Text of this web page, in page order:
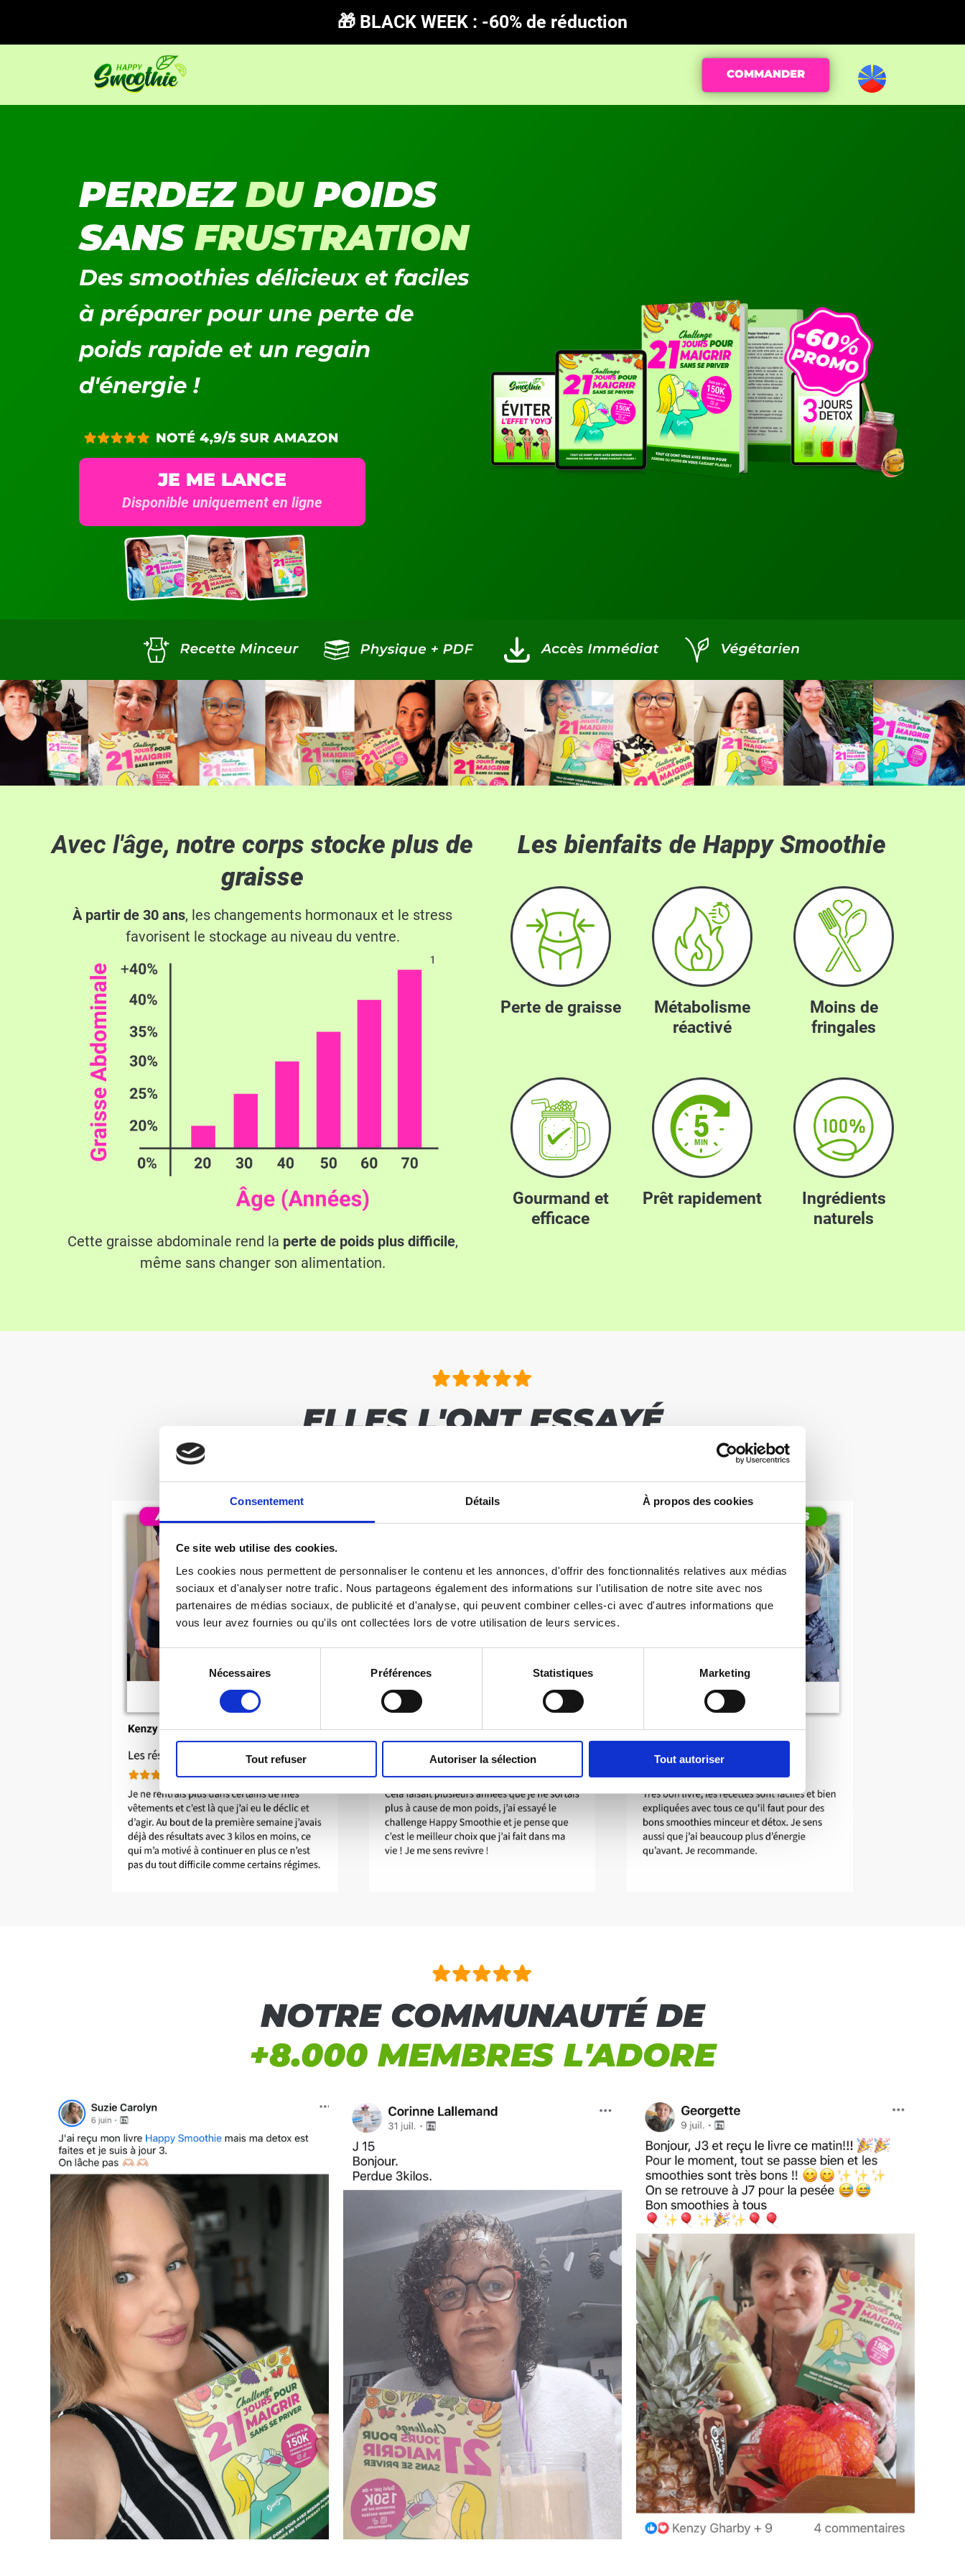
Consentement Détails À propos des cookies
Ce site web utilise des cookies.
Les cookies nous permettent de personnaliser le contenu et les annonces, d'offrir des fonctionnalités relatives aux médias
sociaux et d'analyser notre trafic. Nous partageons également des informations sur l'utilisation de notre site avec nos
partenaires de médias sociaux, de publicité et d'analyse, qui peuvent combiner celles-ci avec d'autres informations que
vous leur avez fournies ou qu'ils ont collectées lors de votre utilisation de leurs services.
Sélection
consentement
Nécessaires Préférences Statistiques Marketing
Tout refuser Autoriser la sélection Tout autoriser
🎁 BLACK WEEK : -60% de réduction
COMMANDER
PERDEZDUPOIDS
SANS FRUSTRATION
Des smoothies délicieux et faciles
à préparer pour une perte de
poids rapide et un regain
d'énergie !
JE ME LANCE
Disponible uniquement en ligne
Avec l'âge, notre corps stocke plus de
graisse
À partir de 30 ans, les changements hormonaux et le stress
favorisent le stockage au niveau du ventre.
Cette graisse abdominale rend la perte de poids plus difficile,
même sans changer son alimentation.
Les bienfaits de Happy Smoothie
Perte de graisse
Métabolisme
réactivé
Moins de
fringales
Gourmand et
efficace
Prêt rapidement
Ingrédients
naturels
ELLES L'ONT ESSAYÉ
ET VOICI LEURS RÉSULTATS
NOTRE COMMUNAUTÉ DE
+8.000 MEMBRES L'ADORE